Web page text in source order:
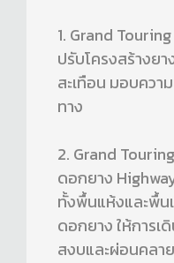
1. Grand
ปรับโครงสร้างย
สะเทือน มอบคว
ทาง
2. Grand
ดอกยาง
ทั้งพื้นแห้งและพื้น
ดอกยาง ให้การเ
สงบและผ่อนคลาย